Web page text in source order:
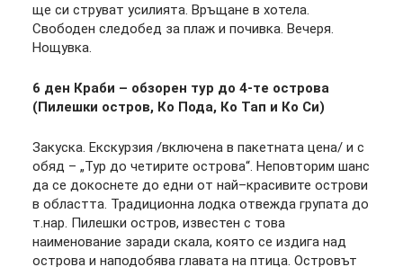
ще си струват усилията. Връщане в хотела.
Свободен следобед за плаж и почивка. Вечеря.
Нощувка.
6 ден Краби – обзорен тур до 4-те острова
(Пилешки остров, Ко Пода, Ко Тап и Ко Си)
Закуска. Екскурзия /включена в пакетната цена/ и с
обяд – „Тур до четирите острова“. Неповторим шанс
да се докоснете до едни от най–красивите острови
в областта. Традиционна лодка отвежда групата до
т.нар. Пилешки остров, известен с това
наименование заради скала, която се издига над
острова и наподобява главата на птица. Островът